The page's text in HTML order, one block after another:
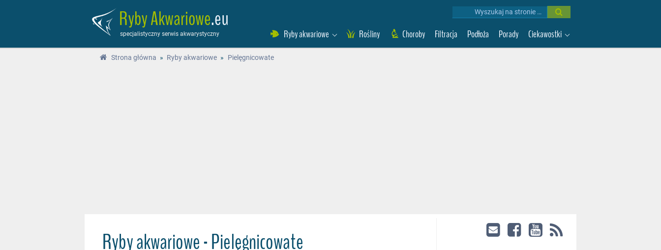
Ryby Akwariowe.eu
specjalistyczny serwis akwarystyczny Ryby akwariowe Rośliny Choroby Filtracja Podłoża Porady Ciekawostki
Wyniki
Strona główna » Ryby akwariowe » Pielęgnicowate
Ryby akwariowe - Pielęgnicowate